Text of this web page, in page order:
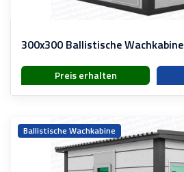
300x300 Ballistische Wachkabine
Preis erhalten
Ballistische Wachkabine